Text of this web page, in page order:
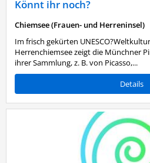
Könnt ihr noch?
Chiemsee (Frauen- und Herreninsel)
Im frisch gekürten
Herrenchiemsee zeigt die Münchner
ihrer Sammlung, z. B. von Picasso,...
Details